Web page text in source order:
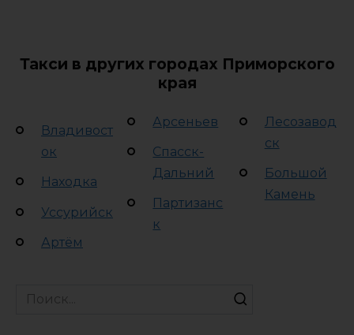
Такси в других городах Приморского
края
Владивост
ок
Находка
Уссурийск
Артём
Арсеньев
Спасск-
Дальний
Партизанс
к
Лесозавод
ск
Большой
Камень
Search